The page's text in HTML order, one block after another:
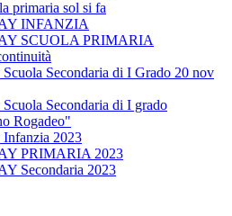
primaria sol si fa
INFANZIA
SCUOLA PRIMARIA
Scuola Secondaria di I Grado 20 nov
Secondaria di I grado
Rogadeo"
Infanzia 2023
PRIMARIA 2023
Secondaria 2023